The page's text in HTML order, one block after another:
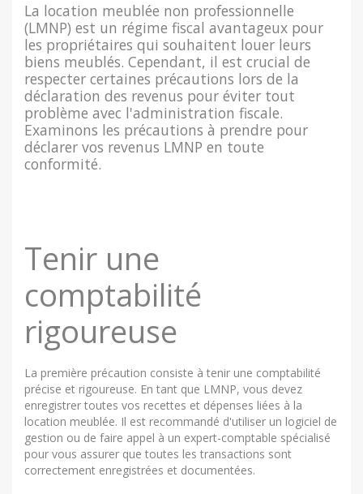
La location meublée non professionnelle
(LMNP) est un régime fiscal avantageux pour
les propriétaires qui souhaitent louer leurs
biens meublés. Cependant, il est crucial de
respecter certaines précautions lors de la
déclaration des revenus pour éviter tout
problème avec l'administration fiscale.
Examinons les précautions à prendre pour
déclarer vos revenus LMNP en toute
conformité.
Tenir une
comptabilité
rigoureuse
La première précaution consiste à tenir une comptabilité
précise et rigoureuse. En tant que LMNP, vous devez
enregistrer toutes vos recettes et dépenses liées à la
location meublée. Il est recommandé d'utiliser un logiciel de
gestion ou de faire appel à un expert-comptable spécialisé
pour vous assurer que toutes les transactions sont
correctement enregistrées et documentées.